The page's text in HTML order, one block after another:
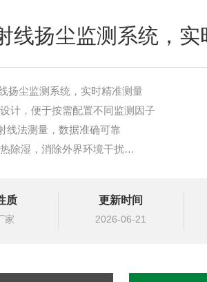
线扬尘监测系统，实
扬尘监测系统，实时精准测量
计，便于按需配置不同监测因子
线法测量，数据准确可靠
除湿，消除外界环境干扰
传输稳定，适合大规模网格化布点
吊塔喷淋、围墙喷淋、雾炮降尘除尘
质
家
更新时间
2026-06-21